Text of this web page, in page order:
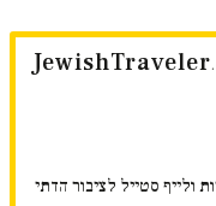
JewishTraveler
ולייף סטייל לציבור הדתי